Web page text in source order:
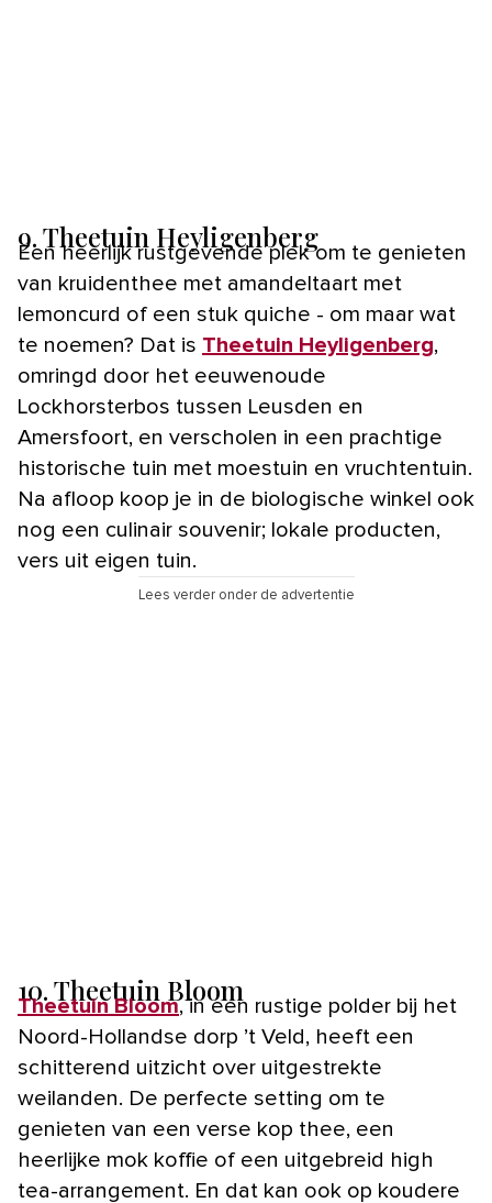
9. Theetuin Heyligenberg
Een heerlijk rustgevende plek om te genieten
van kruidenthee met amandeltaart met
lemoncurd of een stuk quiche - om maar wat
te noemen? Dat is Theetuin Heyligenberg,
omringd door het eeuwenoude
Lockhorsterbos tussen Leusden en
Amersfoort, en verscholen in een prachtige
historische tuin met moestuin en vruchtentuin.
Na afloop koop je in de biologische winkel ook
nog een culinair souvenir; lokale producten,
vers uit eigen tuin.
Lees verder onder de advertentie
10. Theetuin Bloom
Theetuin Bloom, in een rustige polder bij het
Noord-Hollandse dorp ’t Veld, heeft een
schitterend uitzicht over uitgestrekte
weilanden. De perfecte setting om te
genieten van een verse kop thee, een
heerlijke mok koffie of een uitgebreid high
tea-arrangement. En dat kan ook op koudere